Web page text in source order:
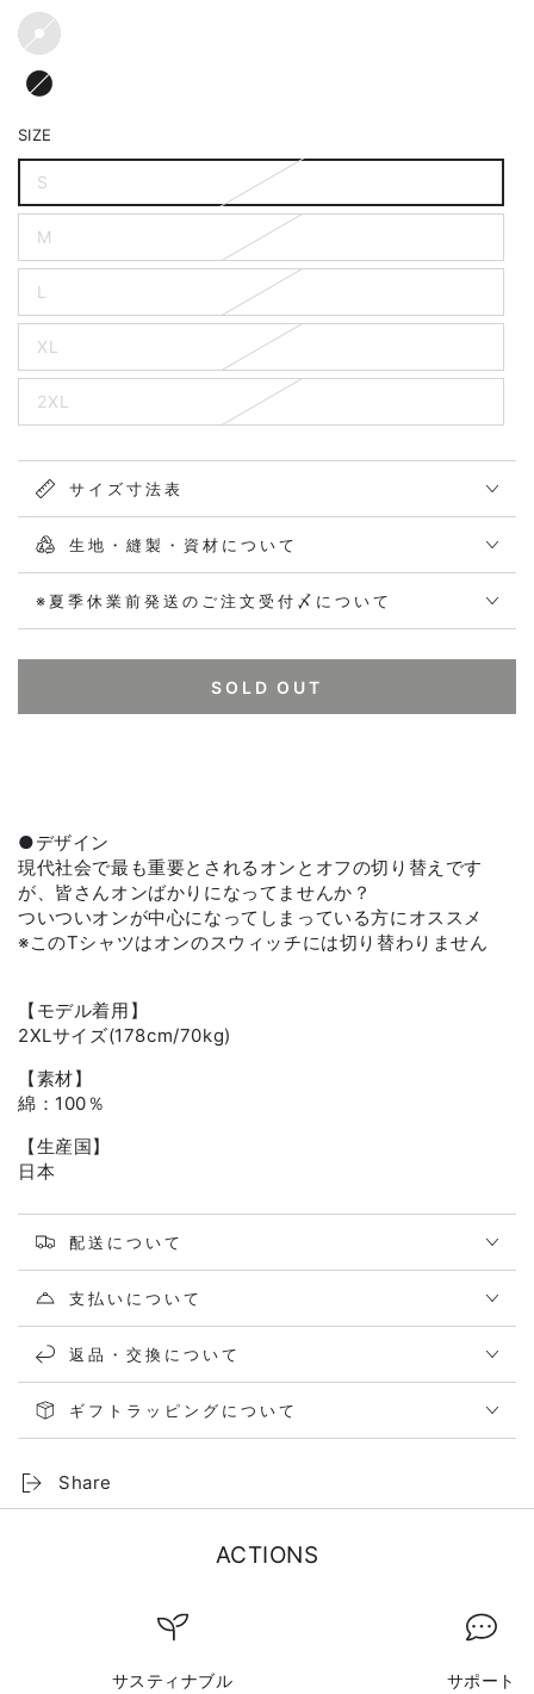
SIZE
S
M
L
XL
2XL
サイズ寸法表
生地・縫製・資材について
※夏季休業前発送のご注文受付〆について
SOLD OUT
●デザイン
現代社会で最も重要とされるオンとオフの切り替えです
が、皆さんオンばかりになってませんか？
ついついオンが中心になってしまっている方にオススメ
※このTシャツはオンのスウィッチには切り替わりません
【モデル着用】
2XLサイズ(178cm/70kg)
【素材】
綿：100％
【生産国】
日本
配送について
支払いについて
返品・交換について
ギフトラッピングについて
Share
ACTIONS
サスティナブル サポート